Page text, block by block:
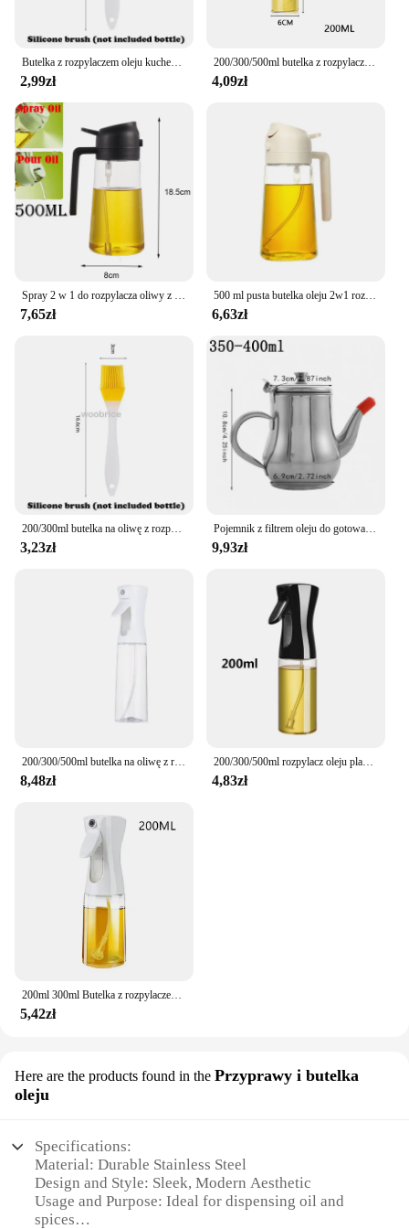
Butelka z rozpylaczem oleju kuchennego Gotowanie Opryskiwacz oliwy z oliwek 200/300/500ML Pneumatyczna butelka z rozpylaczem Fitness Grill Spray Dozownik oleju
2,99zł
200/300/500ml butelka z rozpylaczem oleju Camping BBQ gotowanie rozpylacz oliwy z oliwek kuchnia olejek do pieczenia butelka z rozpylaczem butelka octu dozownik
4,09zł
Spray 2 w 1 do rozpylacza oliwy z oliwek Butelka z dozownikiem Wygodny uchwyt do grillowania Patelnia powietrzna Piekarnik Kemping
7,65zł
500 ml pusta butelka oleju 2w1 rozpylacz i nalewak plastikowy pojemnik na olej kuchenny dozownik oleju gotującego pojemnik na parownik do grillowania na kempingu
6,63zł
200/300ml butelka na oliwę z rozpylaczem grillowanie dozownik do oliwy z oliwek pieczenie w kuchni rozpylać pustą butelkę butelka octu dozownik oleju
3,23zł
Pojemnik z filtrem oleju do gotowania Butelka z separatorem oleju Garnek do przechowywania ze stali nierdzewnej Zbiornik oleju z siatką filtrującą Kuchnia Gospodarstwo domowe
9,93zł
200/300/500ml butelka na oliwę z rozpylaczem pieczenie w kuchni dozownik oliwy z oliwek Camping do grillowania octu sałatkowego pojemniki do opryskiwacza sosu sojowego
8,48zł
200/300/500ml rozpylacz oleju plastikowa butelka z rozpylaczem oleju kuchennego do użytku domowego nebulizacja mgiełka napełnianie gotowanie podwójnego zastosowania BBQ Camping dozownik
4,83zł
200ml 300ml Butelka z rozpylaczem oleju Kuchnia Grill Gotowanie Dozownik oliwy z oliwek Kemping Pieczenie Pusty ocet Sos sojowy Pojemniki z rozpylaczem
5,42zł
Here are the products found in the Przyprawy i butelka
oleju
Specifications:
Material: Durable Stainless Steel
Design and Style: Sleek, Modern Aesthetic
Usage and Purpose: Ideal for dispensing oil and
spices